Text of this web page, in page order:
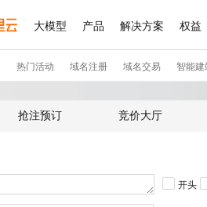
抢注预订 竞价大厅
开头